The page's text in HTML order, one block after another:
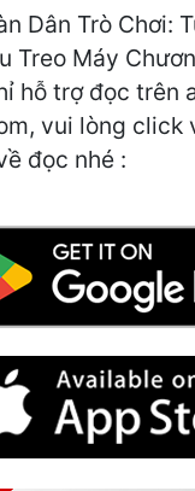
Dân Trò Chơi:
Treo Máy
hỗ trợ đọc trên
vui lòng click
đọc nhé :